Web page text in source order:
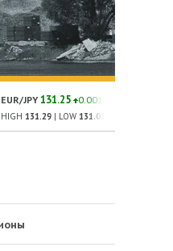
EUR/JPY 131.25 0.001
HIGH 131.29 | LOW 131.01